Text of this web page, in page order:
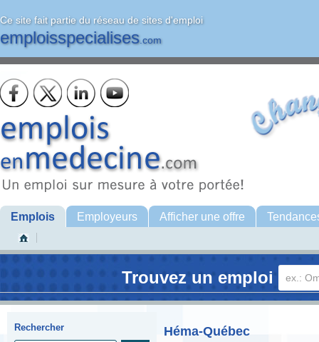
Ce site fait partie du réseau de sites d'emploi
emploisspecialises.com
Emplois Employeurs Afficher une offre
Trouvez un emploi
Rechercher Héma-Québec